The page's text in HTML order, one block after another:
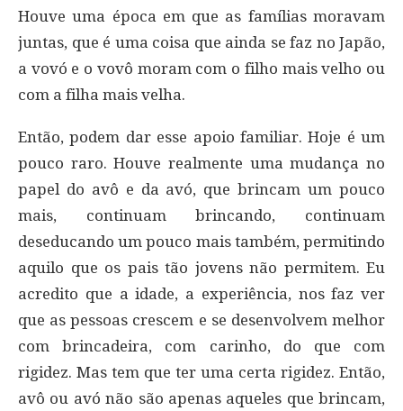
Houve uma época em que as famílias moravam
juntas, que é uma coisa que ainda se faz no Japão,
a vovó e o vovô moram com o filho mais velho ou
com a filha mais velha.
Então, podem dar esse apoio familiar. Hoje é um
pouco raro. Houve realmente uma mudança no
papel do avô e da avó, que brincam um pouco
mais, continuam brincando, continuam
deseducando um pouco mais também, permitindo
aquilo que os pais tão jovens não permitem. Eu
acredito que a idade, a experiência, nos faz ver
que as pessoas crescem e se desenvolvem melhor
com brincadeira, com carinho, do que com
rigidez. Mas tem que ter uma certa rigidez. Então,
avô ou avó não são apenas aqueles que brincam,